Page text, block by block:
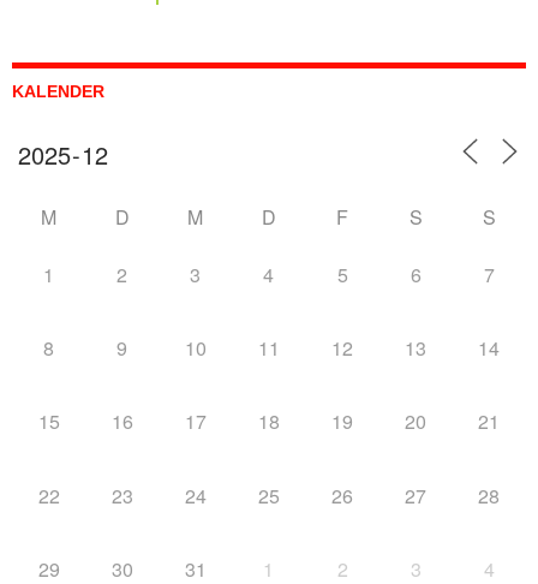
KALENDER
M D M D F S S
1 2 3 4 5 6 7
8 9 10 11 12 13 14
15 16 17 18 19 20 21
22 23 24 25 26 27 28
29 30 31 1 2 3 4